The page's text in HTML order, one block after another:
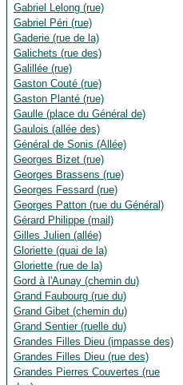
Gabriel Lelong (rue)
Gabriel Péri (rue)
Gaderie (rue de la)
Galichets (rue des)
Galillée (rue)
Gaston Couté (rue)
Gaston Planté (rue)
Gaulle (place du Général de)
Gaulois (allée des)
Général de Sonis (Allée)
Georges Bizet (rue)
Georges Brassens (rue)
Georges Fessard (rue)
Georges Patton (rue du Général)
Gérard Philippe (mail)
Gilles Julien (allée)
Gloriette (quai de la)
Gloriette (rue de la)
Gord à l'Aunay (chemin du)
Grand Faubourg (rue du)
Grand Gibet (chemin du)
Grand Sentier (ruelle du)
Grandes Filles Dieu (impasse des)
Grandes Filles Dieu (rue des)
Grandes Pierres Couvertes (rue